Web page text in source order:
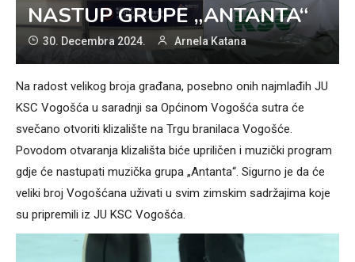
NASTUP GRUPE „ANTANTA“
30. Decembra 2024. Arnela Katana
Na radost velikog broja građana, posebno onih najmlađih JU
KSC Vogošća u saradnji sa Općinom Vogošća sutra će
svečano otvoriti klizalište na Trgu branilaca Vogošće.
Povodom otvaranja klizališta biće upriličen i muzički program
gdje će nastupati muzička grupa „Antanta“. Sigurno je da će
veliki broj Vogošćana uživati u svim zimskim sadržajima koje
su pripremili iz JU KSC Vogošća.